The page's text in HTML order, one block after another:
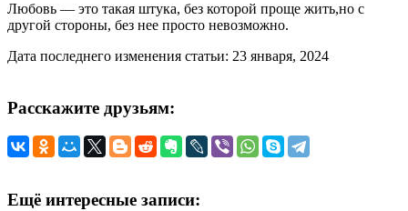
Любовь — это такая штука, без которой проще жить,но с
другой стороны, без нее просто невозможно.
Дата последнего изменения статьи: 23 января, 2024
Расскажите друзьям:
Ещё интересные записи: